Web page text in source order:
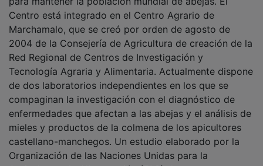
Centro está integrado en el Centro Agrario de
Marchamalo, que se creó por orden de agosto de
2004 de la Consejería de Agricultura de creación de la
Red Regional de Centros de Investigación y
Tecnología Agraria y Alimentaria. Actualmente dispone
de dos laboratorios independientes en los que se
compaginan la investigación con el diagnóstico de
enfermedades que afectan a las abejas y el análisis de
mieles y productos de la colmena de los apicultores
castellano-manchegos. Un estudio elaborado por la
Organización de las Naciones Unidas para la
Agricultura y la Alimentación (FAO) demuestra que